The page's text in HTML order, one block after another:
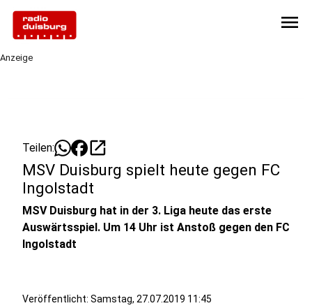
menu
Anzeige
Teilen: open_in_new
MSV Duisburg spielt heute gegen FC
Ingolstadt
MSV Duisburg hat in der 3. Liga heute das erste
Auswärtsspiel. Um 14 Uhr ist Anstoß gegen den FC
Ingolstadt
Veröffentlicht: Samstag, 27.07.2019 11:45